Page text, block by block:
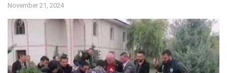
November 21, 2024